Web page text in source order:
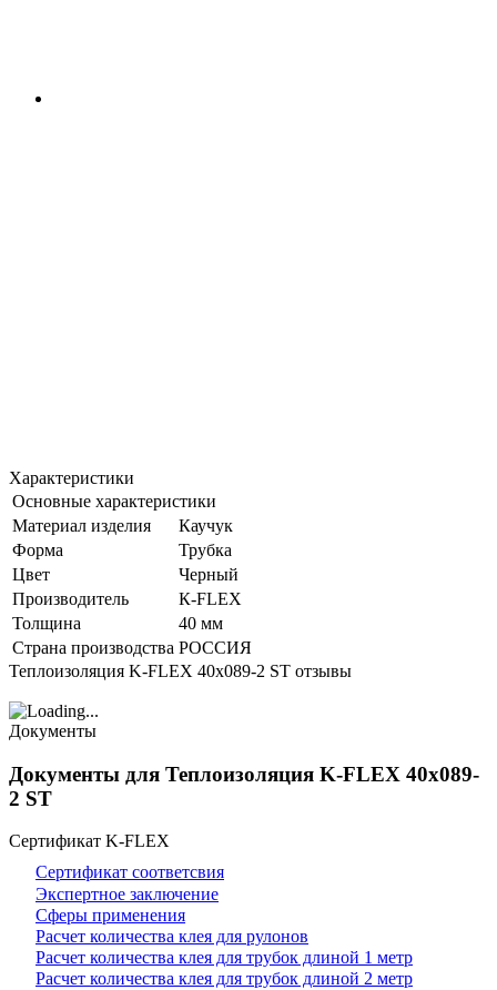
Характеристики
Основные характеристики
Материал изделия
Каучук
Форма
Трубка
Цвет
Черный
Производитель
К-FLEX
Толщина
40 мм
Страна производства РОССИЯ
Теплоизоляция K-FLEX 40x089-2 ST отзывы
Документы
Документы для Теплоизоляция K-FLEX 40x089-
2 ST
Сертификат K-FLEX
Сертификат соответсвия
Экспертное заключение
Сферы применения
Расчет количества клея для рулонов
Расчет количества клея для трубок длиной 1 метр
Расчет количества клея для трубок длиной 2 метр